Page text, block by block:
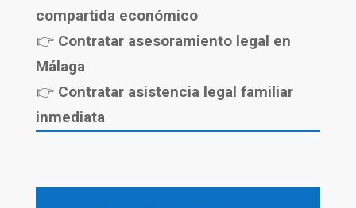
compartida económico
👉 Contratar asesoramiento legal en
Málaga
👉 Contratar asistencia legal familiar
inmediata